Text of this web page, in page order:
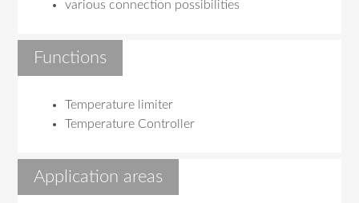
various connection possibilities
Functions
Temperature limiter
Temperature Controller
Application areas